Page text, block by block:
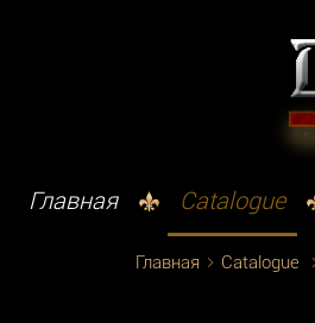
Главная Catalogue
Главная Catalogue